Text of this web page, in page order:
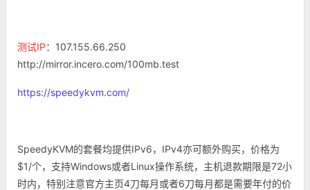
测试IP：107.155.66.250
http://mirror.incero.com/100mb.test
https://speedykvm.com/
SpeedyKVM的套餐均提供IPv6，IPv4亦可额外购买，价格为
$1/个，支持Windows或者Linux操作系统，主机退款期限是72小
时内，特别注意官方主页4刀每月或者6刀每月都是需要年付的价